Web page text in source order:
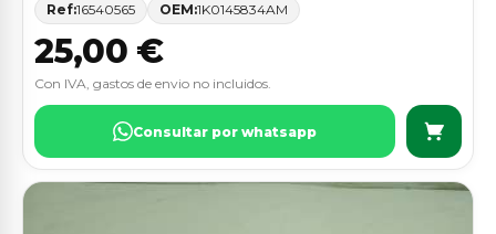
Ref:16540565 OEM:1K0145834AM
25,00 €
Con IVA, gastos de envio no incluidos.
Consultar por whatsapp